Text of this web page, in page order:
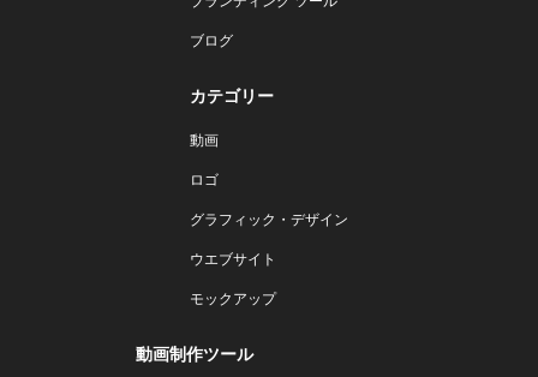
ブログ
カテゴリー
動画
ロゴ
グラフィック・デザイン
ウエブサイト
モックアップ
動画制作ツール